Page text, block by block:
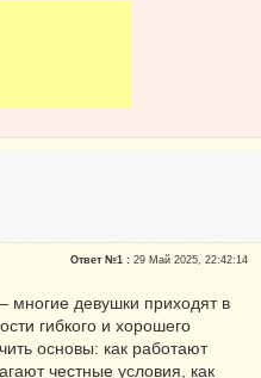
Ответ №1 :29 Май 2025, 22:42:14
многие девушки приходят в
гибкого и хорошего
основы: как работают
честные условия, как